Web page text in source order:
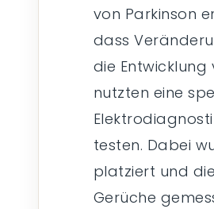
von Parkinson
dass
die Entwicklung
nutzten eine
testen. Dabei
platziert und
Gerüche